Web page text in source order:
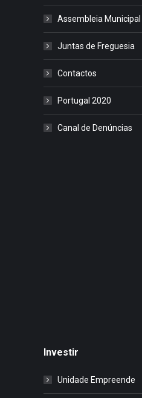
Assembleia Municipal
Juntas de Freguesia
Contactos
Portugal 2020
Canal de Denúncias
Investir
Unidade Empreende